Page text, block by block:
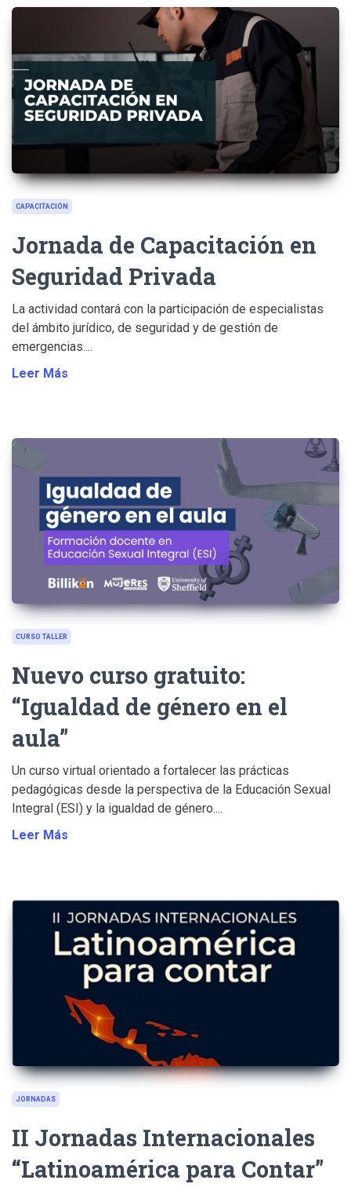
CAPACITACIÓN
Jornada de Capacitación en
Seguridad Privada
La actividad contará con la participación de especialistas
del ámbito jurídico, de seguridad y de gestión de
emergencias....
Leer Más
CURSO TALLER
Nuevo curso gratuito:
“Igualdad de género en el
aula”
Un curso virtual orientado a fortalecer las prácticas
pedagógicas desde la perspectiva de la Educación Sexual
Integral (ESI) y la igualdad de género....
Leer Más
JORNADAS
II Jornadas Internacionales
“Latinoamérica para Contar”